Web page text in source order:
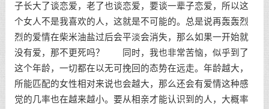
子长大了谈恋爱，老了也谈恋爱，要谈一辈子恋爱，所以这
个女人不是我喜欢的人，这就是不可能的。总是说再轰轰烈
烈的爱情在柴米油盐过后会平淡会消失，那么如果一开始就
没有爱，那不更死吗？ 同时，我也非常苦恼，似乎到了
这个年龄，一切都在以无可挽回的态势在远走。年龄越大，
所能匹配的女性相对来说也会越大，那么还会有爱情这种感
觉的几率也在越来越小。要从相亲才能认识到的人，大概率